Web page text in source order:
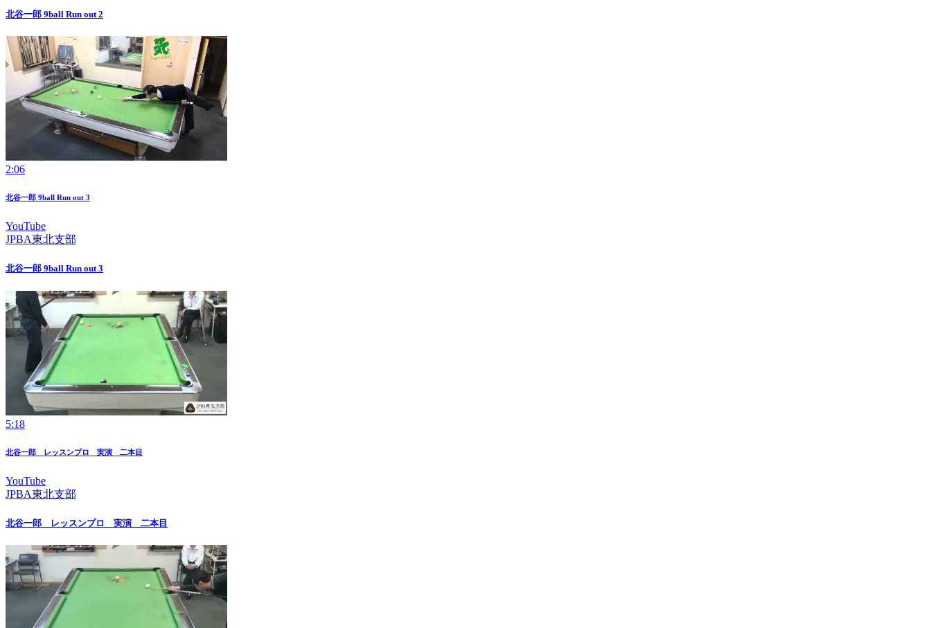
北谷一郎 9ball Run out 2
2:06
北谷一郎 9ball Run out 3
YouTube
JPBA東北支部
北谷一郎 9ball Run out 3
5:18
北谷一郎 レッスンプロ 実演 二本目
YouTube
JPBA東北支部
北谷一郎 レッスンプロ 実演 二本目